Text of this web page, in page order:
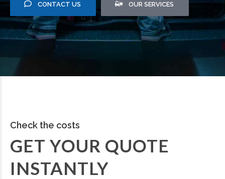
CONTACT US OUR SERVICES
Check the costs
GET YOUR QUOTE
INSTANTLY